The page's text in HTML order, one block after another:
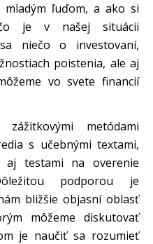
mladým ľuďom, a ako si
je v našej situácii
niečo o investovaní,
poistenia, ale aj
vo svete financií
metódami
s učebnými textami,
aj testami na overenie
podporou je
bližšie objasní oblasť
môžeme diskutovať
je naučiť sa rozumieť